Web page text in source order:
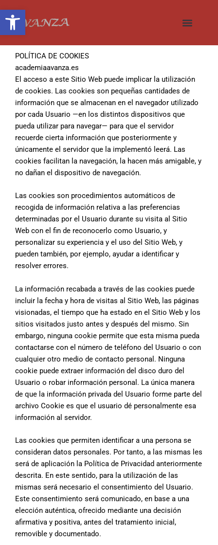
Abrir barra de herramientas
contenido
POLÍTICA DE COOKIES
academiaavanza.es
El acceso a este Sitio Web puede implicar la utilización
de cookies. Las cookies son pequeñas cantidades de
información que se almacenan en el navegador utilizado
por cada Usuario —en los distintos dispositivos que
pueda utilizar para navegar— para que el servidor
recuerde cierta información que posteriormente y
únicamente el servidor que la implementó leerá. Las
cookies facilitan la navegación, la hacen más amigable, y
no dañan el dispositivo de navegación.
Las cookies son procedimientos automáticos de
recogida de información relativa a las preferencias
determinadas por el Usuario durante su visita al Sitio
Web con el fin de reconocerlo como Usuario, y
personalizar su experiencia y el uso del Sitio Web, y
pueden también, por ejemplo, ayudar a identificar y
resolver errores.
La información recabada a través de las cookies puede
incluir la fecha y hora de visitas al Sitio Web, las páginas
visionadas, el tiempo que ha estado en el Sitio Web y los
sitios visitados justo antes y después del mismo. Sin
embargo, ninguna cookie permite que esta misma pueda
contactarse con el número de teléfono del Usuario o con
cualquier otro medio de contacto personal. Ninguna
cookie puede extraer información del disco duro del
Usuario o robar información personal. La única manera
de que la información privada del Usuario forme parte del
archivo Cookie es que el usuario dé personalmente esa
información al servidor.
Las cookies que permiten identificar a una persona se
consideran datos personales. Por tanto, a las mismas les
será de aplicación la Política de Privacidad anteriormente
descrita. En este sentido, para la utilización de las
mismas será necesario el consentimiento del Usuario.
Este consentimiento será comunicado, en base a una
elección auténtica, ofrecido mediante una decisión
afirmativa y positiva, antes del tratamiento inicial,
removible y documentado.